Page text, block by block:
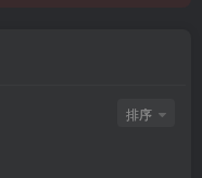
排序